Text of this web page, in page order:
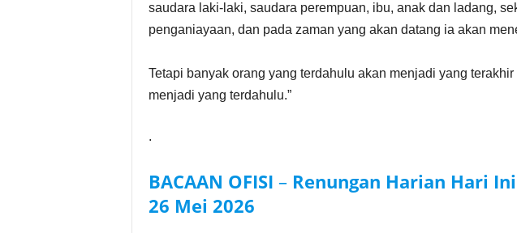
saudara laki-laki, saudara perempuan, ibu, anak dan ladang,
penganiayaan, dan pada zaman yang akan datang ia akan
Tetapi banyak orang yang terdahulu akan menjadi yang
menjadi yang terdahulu.”
.
BACAAN OFISI – Renungan Harian Hari
26 Mei 2026